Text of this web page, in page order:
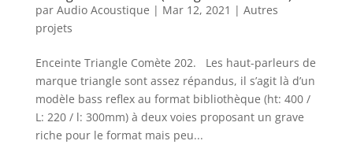
par Audio Acoustique | Mar 12, 2021 | Autres
projets
Enceinte Triangle Comète 202. Les haut-parleurs de
marque triangle sont assez répandus, il s’agit là d’un
modèle bass reflex au format bibliothèque (ht: 400 /
L: 220 / l: 300mm) à deux voies proposant un grave
riche pour le format mais peu...